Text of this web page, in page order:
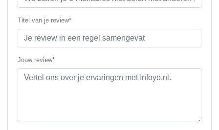
Titel van je review*
Jouw review*